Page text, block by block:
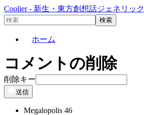
Coolier - 新生・東方創想話ジェネリック
ホーム
コメントの削除
削除キー
送信
Megalopolis 46